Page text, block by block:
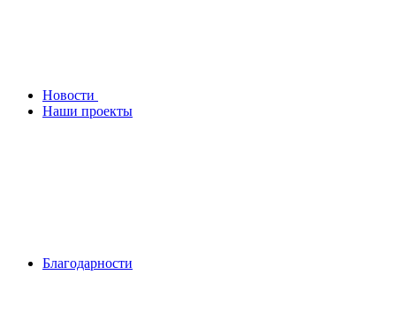
Новости
Наши проекты
Благодарности